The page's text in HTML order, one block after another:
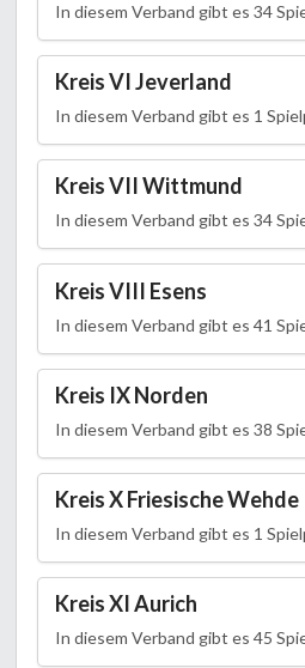
In diesem Verband gibt es 34
Kreis VI Jeverland
In diesem Verband gibt es 1
Kreis VII Wittmund
In diesem Verband gibt es 34
Kreis VIII Esens
In diesem Verband gibt es 41
Kreis IX Norden
In diesem Verband gibt es 38
Kreis X Friesische Wehde
In diesem Verband gibt es 1
Kreis XI Aurich
In diesem Verband gibt es 45